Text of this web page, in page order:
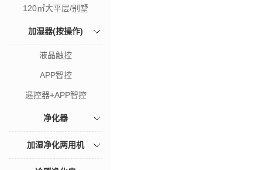
120㎡大平层/别墅
加湿器(按操作)
液晶触控
APP智控
遥控器+APP智控
净化器
加湿净化两用机